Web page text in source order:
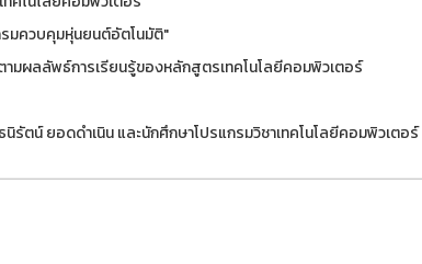
มควบคุมหุ่นยนต์อัตโนมัติ"
มผลลัพธ์การเรียนรู้ของหลักสูตรเทคโนโลยีคอมพิวเตอร์
รัตน์ ยอดดำเนิน และนักศึกษาโปรแกรมวิชาเทคโนโลยีคอมพิวเตอร์